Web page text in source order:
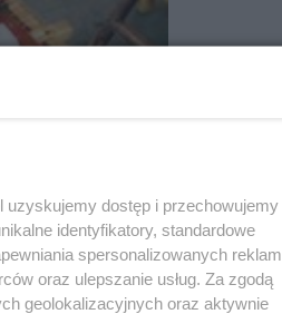
uzyskujemy dostęp i przechowujemy
identyfikatory, standardowe
spersonalizowanych reklam,
oraz ulepszanie usług. Za zgodą
geolokalizacyjnych oraz aktywnie